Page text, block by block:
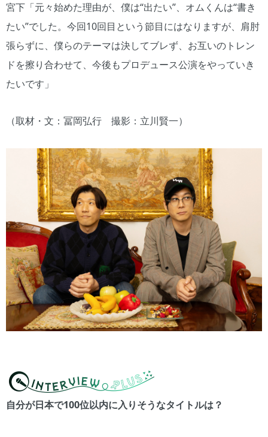
宮下「元々始めた理由が、僕は“出たい”、オムくんは“書き
たい”でした。今回10回目という節目にはなりますが、肩肘
張らずに、僕らのテーマは決してブレず、お互いのトレン
ドを擦り合わせて、今後もプロデュース公演をやっていき
たいです」
（取材・文：冨岡弘行 撮影：立川賢一）
自分が日本で100位以内に入りそうなタイトルは？